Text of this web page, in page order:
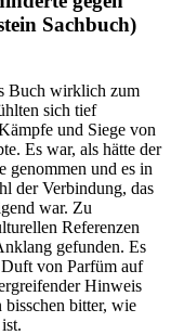
Sachbuch)
Buch wirklich zum
sich tief
und Siege von
Es war, als hätte der
genommen und es in
der Verbindung, das
war. Zu
Referenzen
gefunden. Es
von Parfüm auf
Hinweis
bisschen bitter, wie